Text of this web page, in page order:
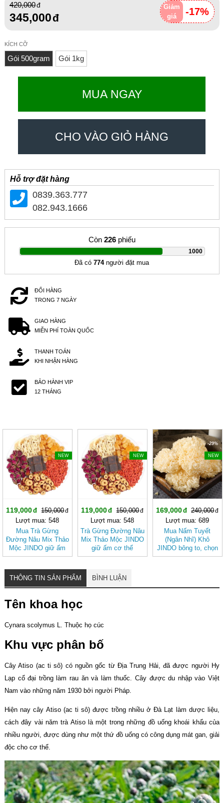
Giảm
giá
-17%
420,000
345,000
KÍCH CỠ
Gói 500gram Gói 1kg
MUA NGAY
CHO VÀO GIỎ HÀNG
Hỗ trợ đặt hàng
0839.363.777
082.943.1666
Còn 226phiếu
1000
|
Đã có774người đặt mua
ĐỔI HÀNG
TRONG 7 NGÀY
GIAO HÀNG
MIỄN PHÍ TOÀN QUỐC
THANH TOÁN
KHI NHẬN HÀNG
BẢO HÀNH VIP
12 THÁNG
-20%
NEW
119,000
150,000
Lượt mua: 548
Mua Trà Gừng
Đường Nâu Mix Thảo
Mộc JINDO giữ ấm
cơ thể, tốt cho sức
-20%
NEW
119,000
150,000
Lượt mua: 548
Trà Gừng Đường Nâu
Mix Thảo Mộc JINDO
giữ ấm cơ thể
-29%
NEW
169,000
240,000
Lượt mua: 689
Mua Nấm Tuyết
(Ngân Nhĩ) Khô
JINDO bông to, chọn
lọc tốt cho sức khỏe
THÔNG TIN SẢN PHẨM BÌNH LUẬN
Tên khoa học
Cynara scolymus L. Thuộc họ cúc
Khu vực phân bố
Cây Atiso (ac ti sô) có nguồn gốc từ Địa Trung Hải, đã được người Hy
Lạp cổ đại trồng làm rau ăn và làm thuốc. Cây được du nhập vào Việt
Nam vào những năm 1930 bởi người Pháp.
Hiện nay cây Atiso (ac ti sô) được trồng nhiều ở Đà Lạt làm dược liệu,
cách đây vài năm trà Atiso là một trong những đồ uống khoái khẩu của
nhiều người, được dùng như một thứ đồ uống có công dụng mát gan, giải
độc cho cơ thể.